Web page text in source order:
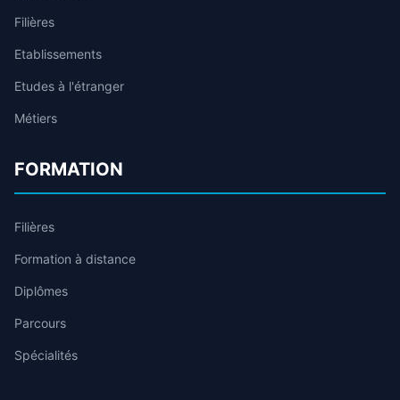
Filières
Etablissements
Etudes à l'étranger
Métiers
FORMATION
Filières
Formation à distance
Diplômes
Parcours
Spécialités